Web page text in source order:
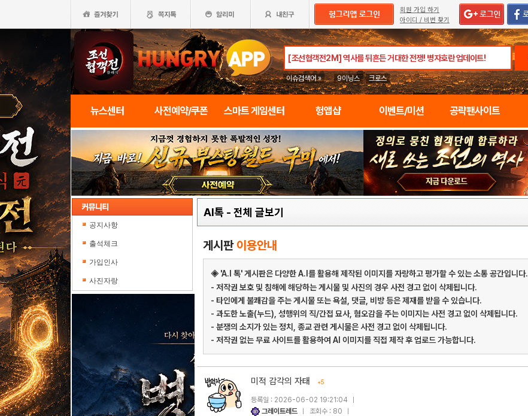
회원 가입 하기
아이디 / 비번 찾기
이슈검색어 » 9이닝스 크로스
뉴스센터 사전예약/쿠폰 스마트 게임센터 헝앱샵 이벤트/미션 공략팬사이트
공지사항
출석체크
가입인사
사진자랑
AI톡 - 전체 글보기
게시판이용안내
◈ 'A.I 톡' 게시판은 다양한 A.I를 활용해 제작된 이미지를 자랑하고 평가할 수 있는 소통 공간입니다.
- 저작권 보호 및 침해에 해당하는 게시물 및 사진의 경우 사전 경고 없이 삭제됩니다.
- 타인에게 불쾌감을 주는 게시물 또는 욕설, 댓글, 비방 등은 제재를 받을 수 있습니다.
- 과도한 노출(누드), 성행위의 직/간접 묘사, 혐오감을 주는 이미지는 사전 경고 없이 삭제됩니다.
- 분쟁의 소지가 있는 정치, 종교 관련 게시물은 사전 경고 없이 삭제됩니다.
- 저작권 없는 무료 사이트를 활용하여 AI 이미지를 직접 제작 후 업로드 가능합니다.
미적 감각의 자태 +5
등록일 : 2026-06-02 19:21:04
그레이트레드
조회수 : 80